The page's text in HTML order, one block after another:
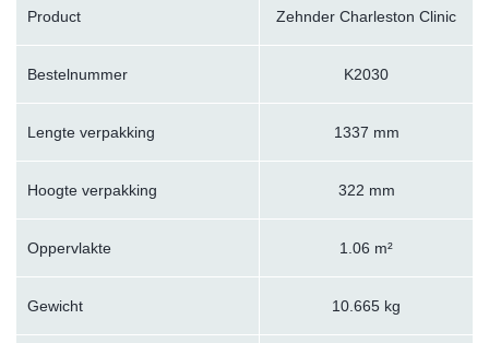
Product Zehnder Charleston Clinic
Bestelnummer K2030
Lengte verpakking 1337 mm
Hoogte verpakking 322 mm
Oppervlakte 1.06 m²
Gewicht 10.665 kg